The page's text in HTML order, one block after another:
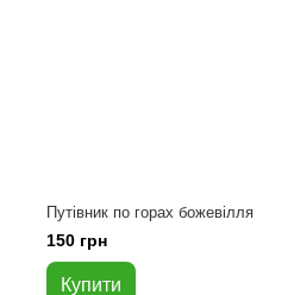
Путівник по горах божевілля
150 грн
Купити